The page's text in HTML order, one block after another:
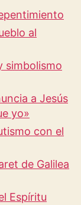
al
simbolismo
a Jesús
yo»
con el
de Galilea
Espíritu